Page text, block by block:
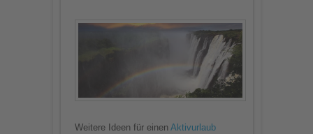
Weitere Ideen für einen Aktivurlaub